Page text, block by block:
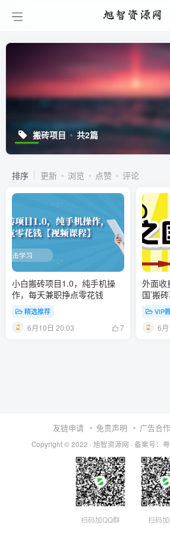
搬砖项目 共2篇
排序 更新 浏览 点赞 评论
小白搬砖项目1.0，纯手机操
作，每天兼职挣点零花钱
精选推荐
6月10日 20:03 7
外面收
国’搬
400+
VIP
6
友链申请 免责声明 广告合作
Copyright © 2022 · 旭智资源网 · 备案号：
扫码加QQ群 扫码